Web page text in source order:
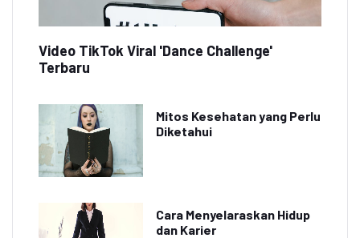
Video TikTok Viral 'Dance Challenge'
Terbaru
Mitos Kesehatan yang Perlu
Diketahui
Cara Menyelaraskan Hidup
dan Karier